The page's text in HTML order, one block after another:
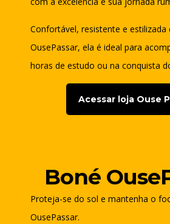
Confortável, resistente e estilizada
OusePassar, ela é ideal para
horas de estudo ou na conquista
Acessar loja Ouse
Boné
Proteja-se do sol e mantenha o
OusePassar.